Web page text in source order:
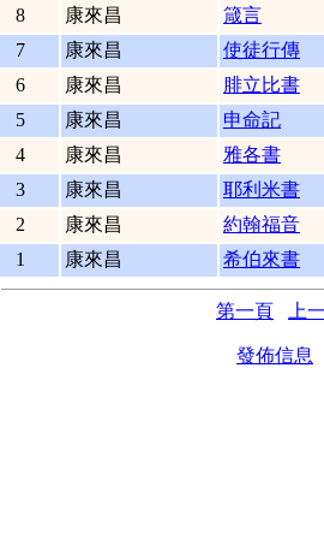
8
康來昌
箴言
7
康來昌
使徒行傳
6
康來昌
腓立比書
5
康來昌
申命記
4
康來昌
雅各書
3
康來昌
耶利米書
2
康來昌
約翰福音
1
康來昌 希伯來書
第一頁 上
發佈信息